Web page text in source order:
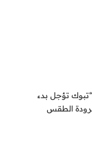
اشراق العالم 24 خبر “تبوك تؤجل بدء
الطقس